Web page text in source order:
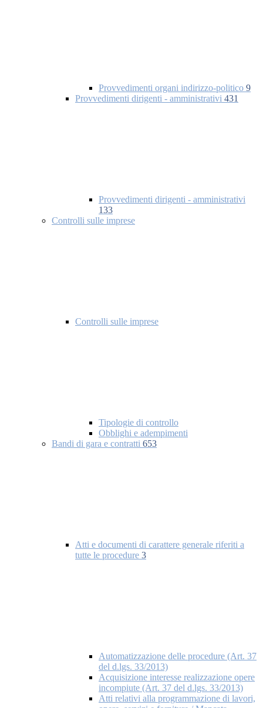
Provvedimenti organi indirizzo-politico 9
Provvedimenti dirigenti - amministrativi 431
Provvedimenti dirigenti - amministrativi
133
Controlli sulle imprese
Controlli sulle imprese
Tipologie di controllo
Obblighi e adempimenti
Bandi di gara e contratti 653
Atti e documenti di carattere generale riferiti a
tutte le procedure 3
Automatizzazione delle procedure (Art. 37
del d.lgs. 33/2013)
Acquisizione interesse realizzazione opere
incompiute (Art. 37 del d.lgs. 33/2013)
Atti relativi alla programmazione di lavori,